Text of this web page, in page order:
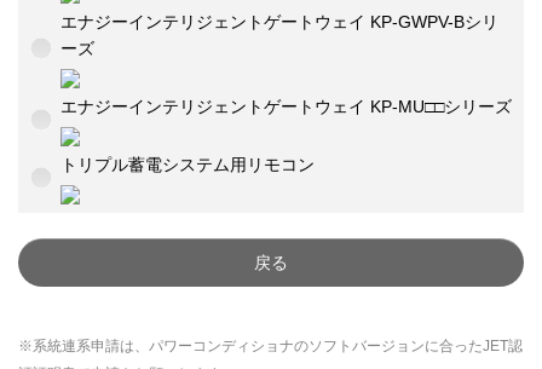
エナジーインテリジェントゲートウェイ KP-GWPV-Bシリ
ーズ
エナジーインテリジェントゲートウェイ KP-MU□□シリーズ
トリプル蓄電システム用リモコン
戻る
※系統連系申請は、パワーコンディショナのソフトバージョンに合ったJET認